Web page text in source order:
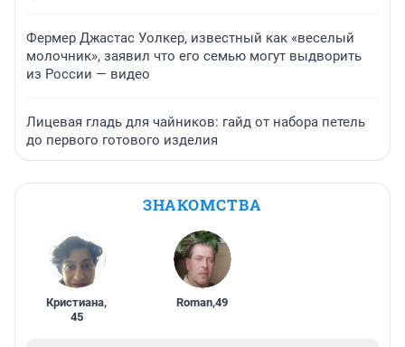
Фермер Джастас Уолкер, известный как «веселый
молочник», заявил что его семью могут выдворить
из России — видео
Лицевая гладь для чайников: гайд от набора петель
до первого готового изделия
ЗНАКОМСТВА
Кристиана,
45
Roman,49